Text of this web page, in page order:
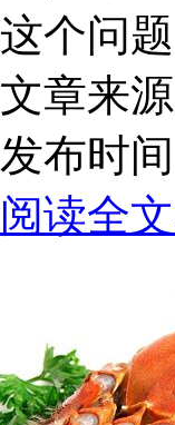
这个问
文章来
发布时
阅读全